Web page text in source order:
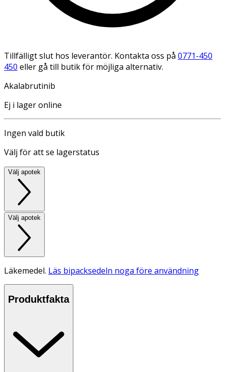
Tillfälligt slut hos leverantör. Kontakta oss på 0771-450
450 eller gå till butik för möjliga alternativ.
Akalabrutinib
Ej i lager online
Ingen vald butik
Välj för att se lagerstatus
Välj apotek
Välj apotek
Läkemedel. Läs bipacksedeln noga före användning
Produktfakta